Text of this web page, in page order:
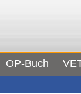
OP-Buch